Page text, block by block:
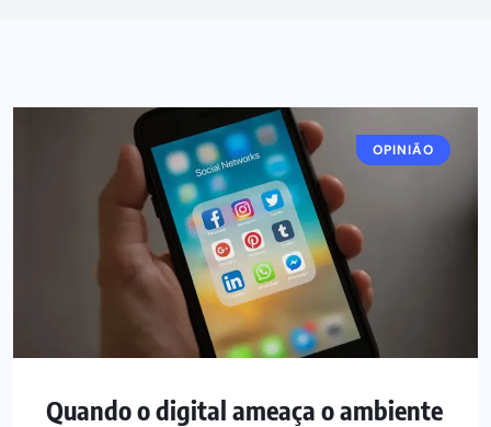
OPINIÃO
Quando o digital ameaça o ambiente